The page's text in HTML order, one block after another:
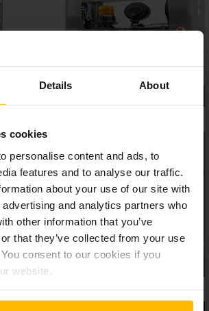
Details About
cookies
personalise content and ads, to
features and to analyse our traffic.
about your use of our site with
and analytics partners who
other information that you’ve
that they’ve collected from your use
consent to our cookies if you
website.
és hatékonyságot biztosítanak a